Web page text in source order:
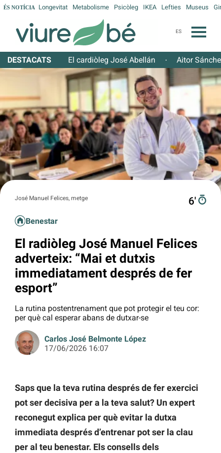
ÉS NOTÍCIA Longevitat Metabolisme Psicòleg IKEA Lefties Museus
ES
DESTACATS El cardiòleg José Abellán · Aitor
José Manuel Felices, metge 6′
Benestar
El radiòleg José Manuel Felices
adverteix: “Mai et dutxis
immediatament després de fer
esport”
La rutina postentrenament que pot protegir el teu cor:
per què cal esperar abans de dutxar-se
Carlos José Belmonte López
17/06/2026 16:07
Saps que la teva rutina després de fer exercici
pot ser decisiva per a la teva salut? Un expert
reconegut explica per què evitar la dutxa
immediata després d’entrenar pot ser la clau
per al teu benestar. Els consells dels